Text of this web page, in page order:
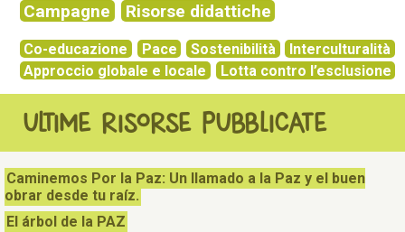
Campagne
Risorse didattiche
Co-educazione Pace Sostenibilità
Interculturalità
Approccio globale e locale
Lotta contro l’esclusione
ULTIME RISORSE PUBBLICATE
Caminemos Por la Paz: Un llamado a la Paz y el buen
obrar desde tu raíz.
El árbol de la PAZ